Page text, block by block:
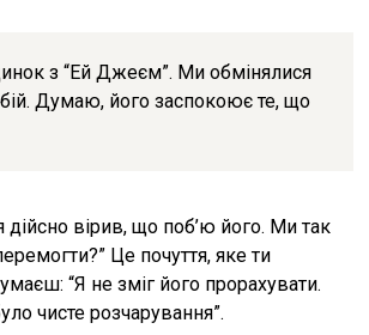
з “Ей Джеєм”. Ми обмінялися
Думаю, його заспокоює те, що
вірив, що поб’ю його. Ми так
Це почуття, яке ти
“Я не зміг його прорахувати.
чисте розчарування”.